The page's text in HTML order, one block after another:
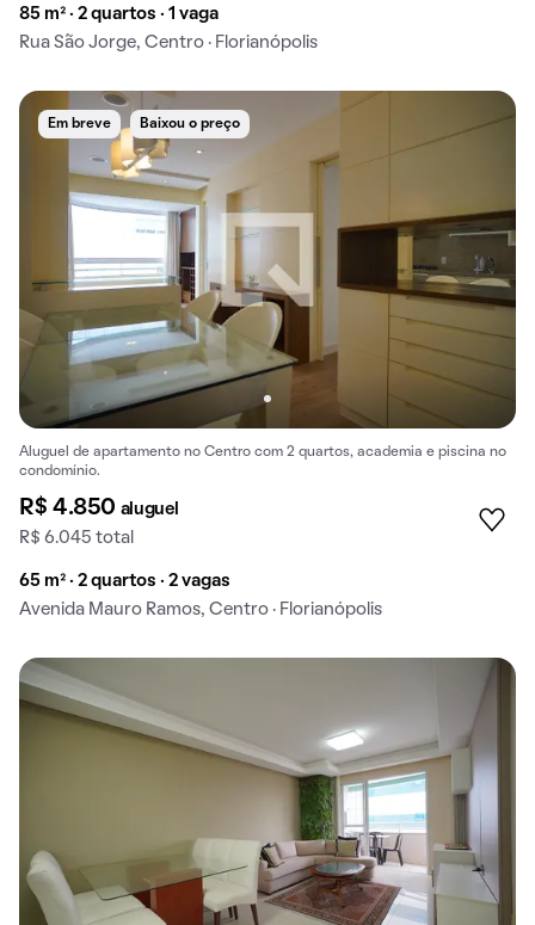
85 m² · 2 quartos · 1 vaga
Rua São Jorge, Centro · Florianópolis
Em breve Baixou o preço
Aluguel de apartamento no Centro com 2 quartos, academia e piscina no
condomínio.
R$ 4.850 aluguel
R$ 6.045 total
65 m² · 2 quartos · 2 vagas
Avenida Mauro Ramos, Centro · Florianópolis